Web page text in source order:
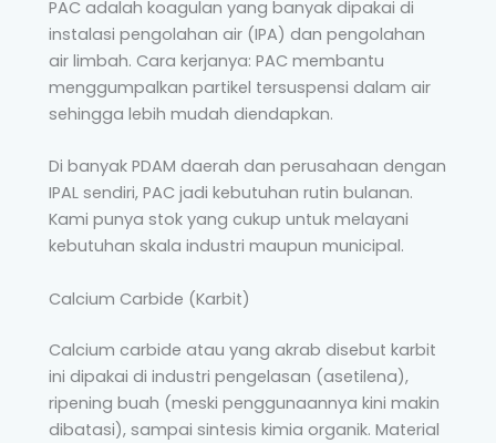
PAC adalah koagulan yang banyak dipakai di
instalasi pengolahan air (IPA) dan pengolahan
air limbah. Cara kerjanya: PAC membantu
menggumpalkan partikel tersuspensi dalam air
sehingga lebih mudah diendapkan.
Di banyak PDAM daerah dan perusahaan dengan
IPAL sendiri, PAC jadi kebutuhan rutin bulanan.
Kami punya stok yang cukup untuk melayani
kebutuhan skala industri maupun municipal.
Calcium Carbide (Karbit)
Calcium carbide atau yang akrab disebut karbit
ini dipakai di industri pengelasan (asetilena),
ripening buah (meski penggunaannya kini makin
dibatasi), sampai sintesis kimia organik. Material